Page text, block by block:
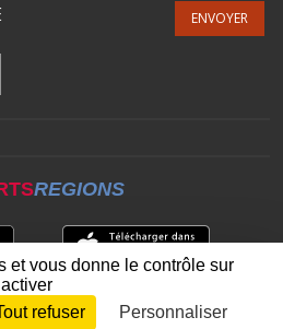
ENVOYER
REGIONS
CONNEXION
et vous donne le contrôle sur
refuser Personnaliser